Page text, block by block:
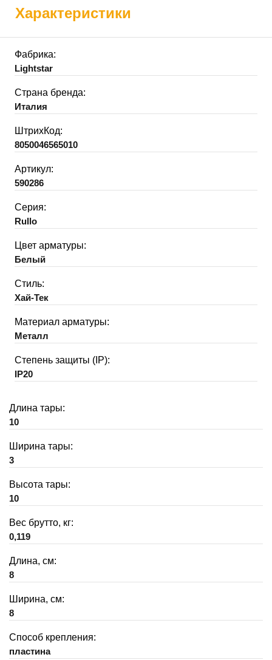
Характеристики
Фабрика:
Lightstar
Страна бренда:
Италия
ШтрихКод:
8050046565010
Артикул:
590286
Серия:
Rullo
Цвет арматуры:
Белый
Стиль:
Хай-Тек
Материал арматуры:
Металл
Степень защиты (IP):
IP20
Длина тары:
10
Ширина тары:
3
Высота тары:
10
Вес брутто, кг:
0,119
Длина, см:
8
Ширина, см:
8
Способ крепления:
пластина